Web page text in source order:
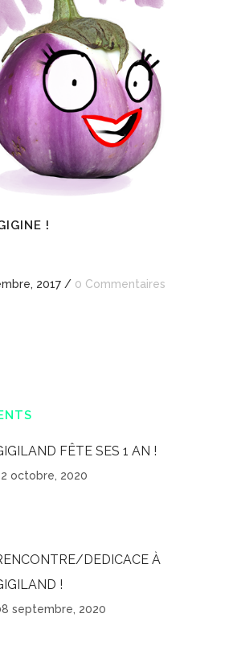
!
2017 / 0 Commentaires
FÊTE SES 1 AN !
octobre, 2020
DEDICACE À
!
septembre, 2020